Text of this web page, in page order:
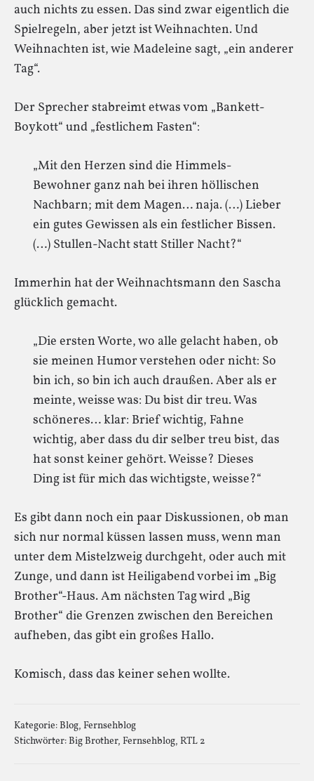
auch nichts zu essen. Das sind zwar eigentlich die
Spielregeln, aber jetzt ist Weihnachten. Und
Weihnachten ist, wie Madeleine sagt, „ein anderer
Tag“.
Der Sprecher stabreimt etwas vom „Bankett-
Boykott“ und „festlichem Fasten“:
„Mit den Herzen sind die Himmels-
Bewohner ganz nah bei ihren höllischen
Nachbarn; mit dem Magen… naja. (…) Lieber
ein gutes Gewissen als ein festlicher Bissen.
(…) Stullen-Nacht statt Stiller Nacht?“
Immerhin hat der Weihnachtsmann den Sascha
glücklich gemacht.
„Die ersten Worte, wo alle gelacht haben, ob
sie meinen Humor verstehen oder nicht: So
bin ich, so bin ich auch draußen. Aber als er
meinte, weisse was: Du bist dir treu. Was
schöneres… klar: Brief wichtig, Fahne
wichtig, aber dass du dir selber treu bist, das
hat sonst keiner gehört. Weisse? Dieses
Ding ist für mich das wichtigste, weisse?“
Es gibt dann noch ein paar Diskussionen, ob man
sich nur normal küssen lassen muss, wenn man
unter dem Mistelzweig durchgeht, oder auch mit
Zunge, und dann ist Heiligabend vorbei im „Big
Brother“-Haus. Am nächsten Tag wird „Big
Brother“ die Grenzen zwischen den Bereichen
aufheben, das gibt ein großes Hallo.
Komisch, dass das keiner sehen wollte.
Kategorie:Blog, Fernsehblog
Stichwörter:Big Brother, Fernsehblog, RTL 2